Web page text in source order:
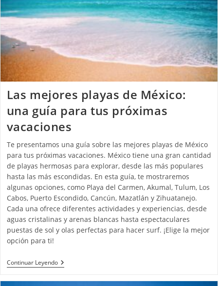
Las mejores playas de México:
una guía para tus próximas
vacaciones
Te presentamos una guía sobre las mejores playas de México
para tus próximas vacaciones. México tiene una gran cantidad
de playas hermosas para explorar, desde las más populares
hasta las más escondidas. En esta guía, te mostraremos
algunas opciones, como Playa del Carmen, Akumal, Tulum, Los
Cabos, Puerto Escondido, Cancún, Mazatlán y Zihuatanejo.
Cada una ofrece diferentes actividades y experiencias, desde
aguas cristalinas y arenas blancas hasta espectaculares
puestas de sol y olas perfectas para hacer surf. ¡Elige la mejor
opción para ti!
Continuar Leyendo